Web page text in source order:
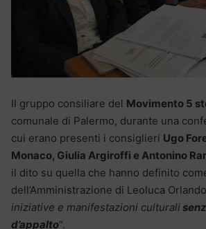
Il gruppo consiliare del Movimento 5
comunale di Palermo, durante una
cui erano presenti i consiglieri Ugo
Monaco, Giulia Argiroffi e Antonino
il dito su quella che hanno definito
dell’Amministrazione di Leoluca
iniziative e manifestazioni culturali
d’appalto“.